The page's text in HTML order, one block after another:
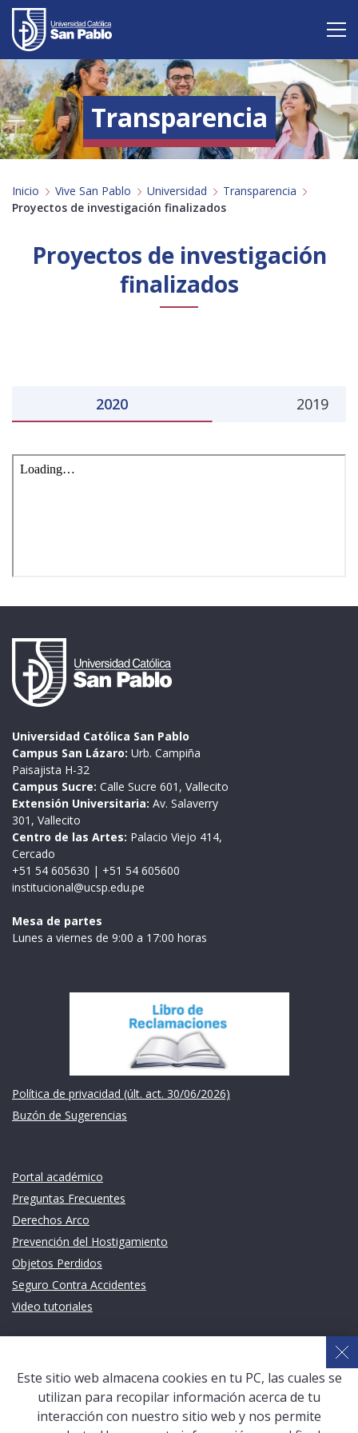
Vive San Pablo
Admisión
Carreras
Postgrado
Investigación
Servicio y proyección a la sociedad
Transparencia
Inicio Vive San Pablo Universidad
Transparencia
Proyectos de investigación finalizados
Proyectos de investigación
finalizados
2020 2019
Universidad Católica San Pablo
Campus San Lázaro: Urb. Campiña
Paisajista H-32
Campus Sucre: Calle Sucre 601, Vallecito
Extensión Universitaria: Av. Salaverry
301, Vallecito
Centro de las Artes: Palacio Viejo 414,
Cercado
+51 54 605630 | +51 54 605600
institucional@ucsp.edu.pe
Mesa de partes
Lunes a viernes de 9:00 a 17:00 horas
Política de privacidad (últ. act. 30/06/2026)
Buzón de Sugerencias
Portal académico
Preguntas Frecuentes
Derechos Arco
Prevención del Hostigamiento
Objetos Perdidos
Seguro Contra Accidentes
Video tutoriales
Sistema de Gestión Académica (SGA)
Defensoría Universitaria
Este sitio web almacena cookies en tu PC, las cuales se
utilizan para recopilar información acerca de tu
interacción con nuestro sitio web y nos permite